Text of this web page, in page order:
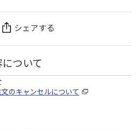
シェアする
ついて
のキャンセルについて